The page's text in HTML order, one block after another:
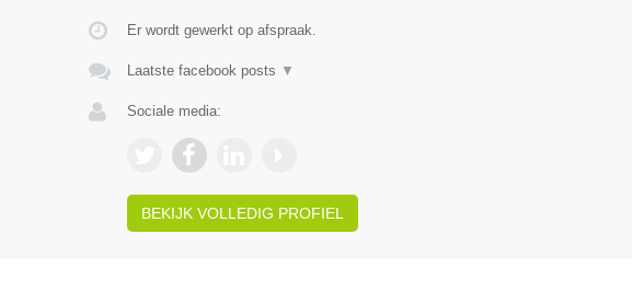
Er wordt gewerkt op afspraak.
Laatste facebook posts ▼
Sociale media:
BEKIJK VOLLEDIG PROFIEL